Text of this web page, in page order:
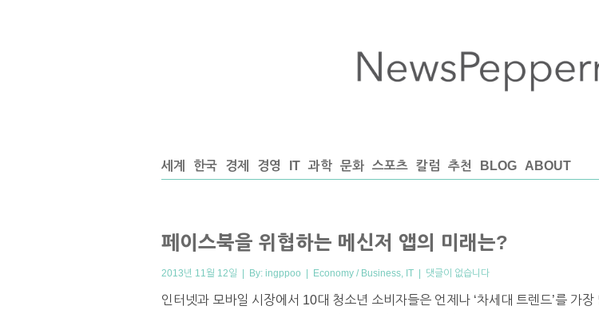
세계 한국 경제 경영 IT 과학 문화 스포츠 칼럼 추천 BLOG ABOUT
페이스북을 위협하는 메신저 앱의 미래는?
2013년 11월 12일 | By: ingppoo | Economy / Business, IT | 댓글이 없습니다
인터넷과 모바일 시장에서 10대 청소년 소비자들은 언제나 ‘차세대 트렌드’를 가